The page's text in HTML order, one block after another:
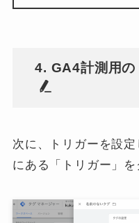
4. GA4計測用の
次に、トリガーを設
にある「トリガー」を